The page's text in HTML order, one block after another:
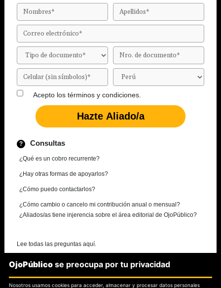
Acepto los términos y condiciones.
Consultas
¿Qué es un cobro recurrente?
¿Hay otras formas de apoyarlos?
¿Cómo puedo contactarlos?
¿Cómo cambio o cancelo mi contribución anual o mensual?
¿Aliados/as tiene injerencia sobre el área editorial de OjoPúblico?
Lee todas las preguntas aquí.
¿Necesitas más información?
OjoPúblico se preocupa por tu privacidad
Nosotros usamos cookies para acceder, almacenar y procesar datos personales